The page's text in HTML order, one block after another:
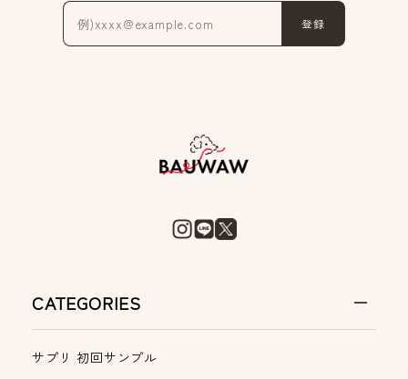
登録
CATEGORIES
サプリ 初回サンプル